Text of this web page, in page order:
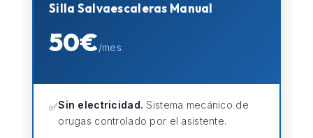
Silla Salvaescaleras Manual
50€/mes
✅Sin electricidad. Sistema mecánico de
orugas controlado por el asistente.